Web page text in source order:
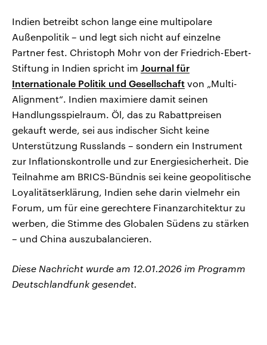
Indien betreibt schon lange eine multipolare
Außenpolitik – und legt sich nicht auf einzelne
Partner fest. Christoph Mohr von der Friedrich-Ebert-
Stiftung in Indien spricht im Journal für
Internationale Politik und Gesellschaft von „Multi-
Alignment“. Indien maximiere damit seinen
Handlungsspielraum. Öl, das zu Rabattpreisen
gekauft werde, sei aus indischer Sicht keine
Unterstützung Russlands – sondern ein Instrument
zur Inflationskontrolle und zur Energiesicherheit. Die
Teilnahme am BRICS-Bündnis sei keine geopolitische
Loyalitätserklärung, Indien sehe darin vielmehr ein
Forum, um für eine gerechtere Finanzarchitektur zu
werben, die Stimme des Globalen Südens zu stärken
– und China auszubalancieren.
Diese Nachricht wurde am 12.01.2026 im Programm
Deutschlandfunk gesendet.